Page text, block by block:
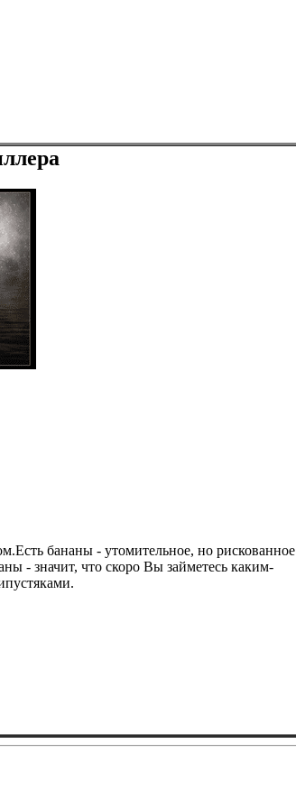
бананы - утомительное, но рискованное
- значит, что скоро Вы займетесь каким-